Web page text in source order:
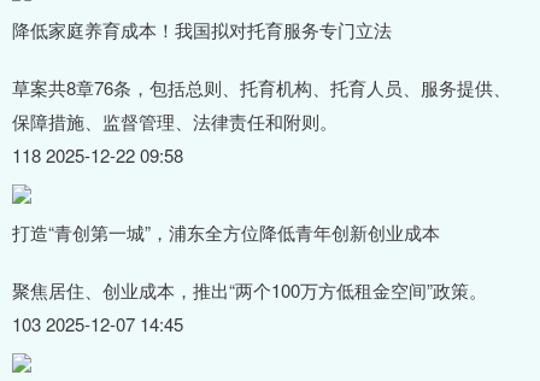
降低家庭养育成本！我国拟对托育服务专门立法
草案共8章76条，包括总则、托育机构、托育人员、服务提供、
保障措施、监督管理、法律责任和附则。
118 2025-12-22 09:58
打造“青创第一城”，浦东全方位降低青年创新创业成本
聚焦居住、创业成本，推出“两个100万方低租金空间”政策。
103 2025-12-07 14:45